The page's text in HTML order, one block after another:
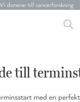
Gratis frakt över 699 kr.
30 dagars retur
till
med en